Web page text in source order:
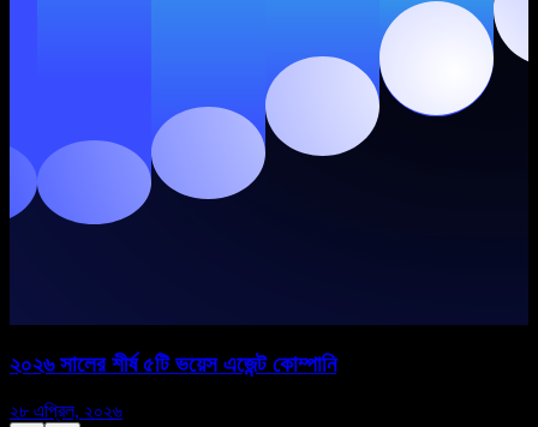
২০২৬ সালের শীর্ষ ৫টি ভয়েস এজেন্ট কোম্পানি
২৮ এপ্রিল, ২০২৬